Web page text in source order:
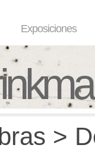
Exposiciones
>